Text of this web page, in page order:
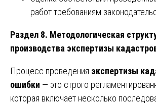
работ требованиям
Раздел 8. Методологическая
производства экспертизы
Процесс проведения экспертизы
ошибки — это строго
которая включает несколько